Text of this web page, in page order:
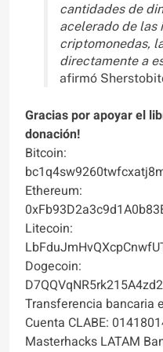
cantidades de
acelerado de las
criptomonedas,
directamente a
afirmó
Gracias por apoyar el
donación!
Bitcoin:
Ethereum:
Litecoin:
Dogecoin:
Transferencia bancaria
Cuenta CLABE:
Masterhacks LATAM